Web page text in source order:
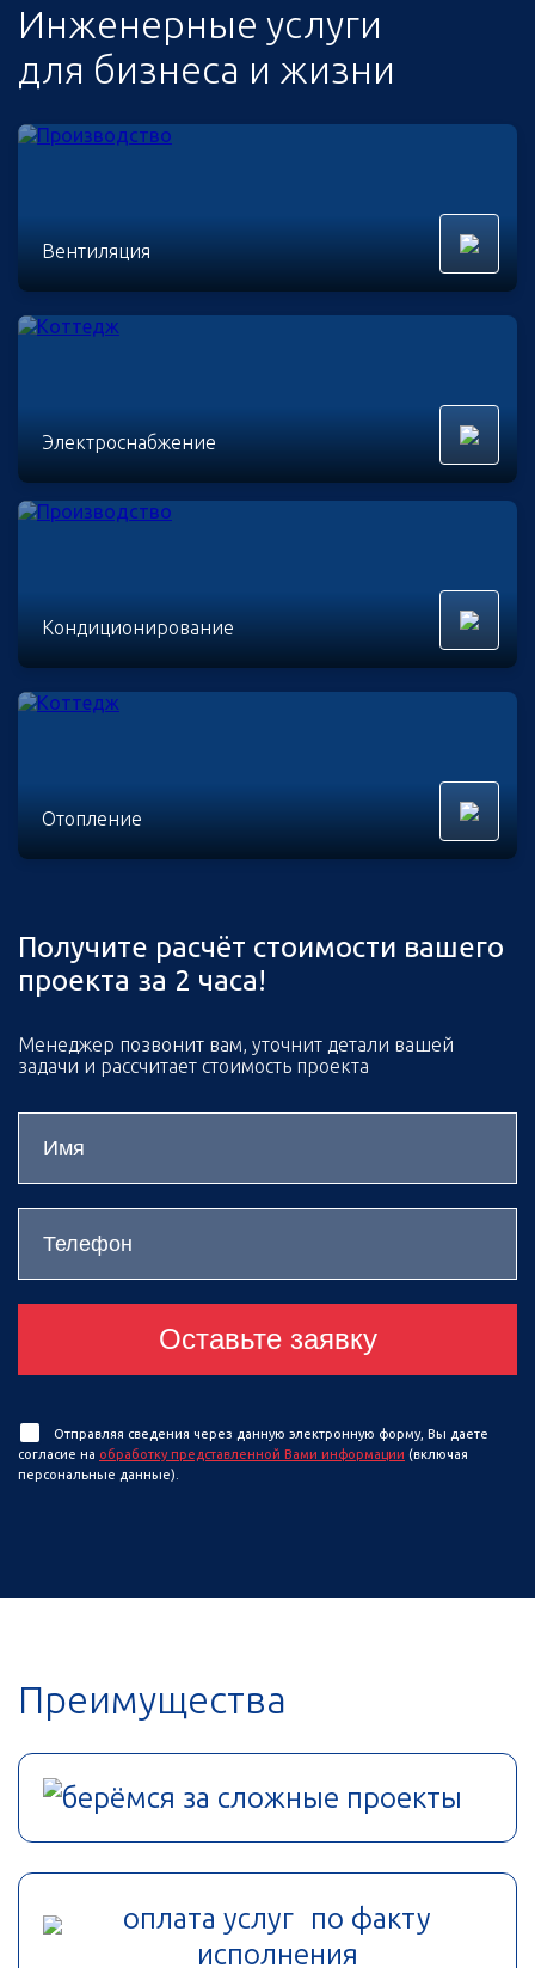
Инженерные услуги
для бизнеса и жизни
Вентиляция
Электроснабжение
Кондиционирование
Отопление
Получите расчёт стоимости вашего
проекта за 2 часа!
Менеджер позвонит вам, уточнит детали вашей
задачи и рассчитает стоимость проекта
Оставьте заявку
Отправляя сведения через данную электронную форму, Вы даете
согласие на обработку представленной Вами информации (включая
персональные данные).
Преимущества
берёмся за сложные проекты
оплата услуг по факту
исполнения